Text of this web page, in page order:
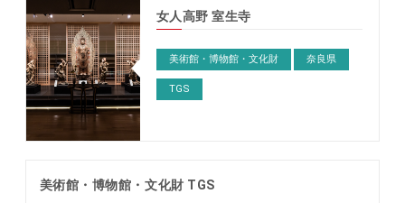
女人高野 室生寺
美術館・博物館・文化財 奈良県
TGS
美術館・博物館・文化財 TGS